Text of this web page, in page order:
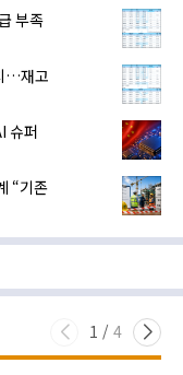
부족
…재고
슈퍼
“기존
1 / 4